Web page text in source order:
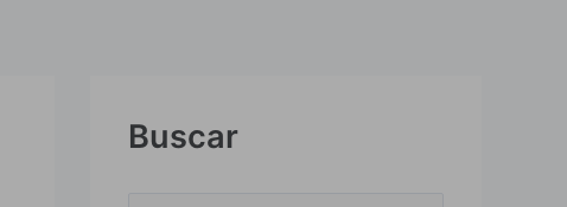
Buscar